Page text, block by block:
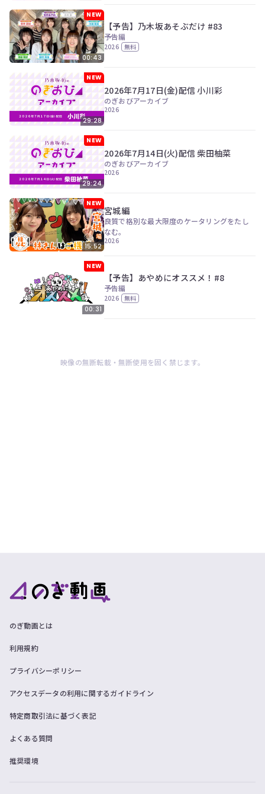
NEW
00:43
【予告】乃木坂あそぶだけ #83
予告編
2026 無料
NEW
29:28
2026年7月17日(金)配信 小川彩
のぎおびアーカイブ
2026
NEW
29:24
2026年7月14日(火)配信 柴田柚菜
のぎおびアーカイブ
2026
NEW
15:52
宮城編
良質で格別な最大限度のケータリングをたし
なむ。
2026
NEW
00:31
【予告】あやめにオススメ！#8
予告編
2026 無料
映像の無断転載・無断使用を固く禁じます。
のぎ動画とは
利用規約
プライバシーポリシー
アクセスデータの利用に関するガイドライン
特定商取引法に基づく表記
よくある質問
推奨環境